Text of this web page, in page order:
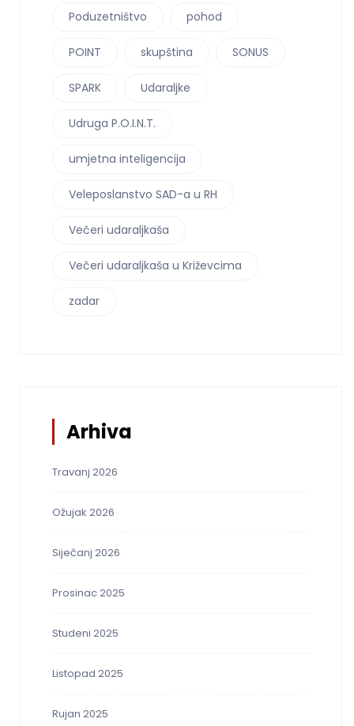
Poduzetništvo pohod
POINT skupština SONUS
SPARK Udaraljke
Udruga P.O.I.N.T.
umjetna inteligencija
Veleposlanstvo SAD-a u RH
Večeri udaraljkaša
Večeri udaraljkaša u Križevcima
zadar
Arhiva
Travanj 2026
Ožujak 2026
Siječanj 2026
Prosinac 2025
Studeni 2025
Listopad 2025
Rujan 2025